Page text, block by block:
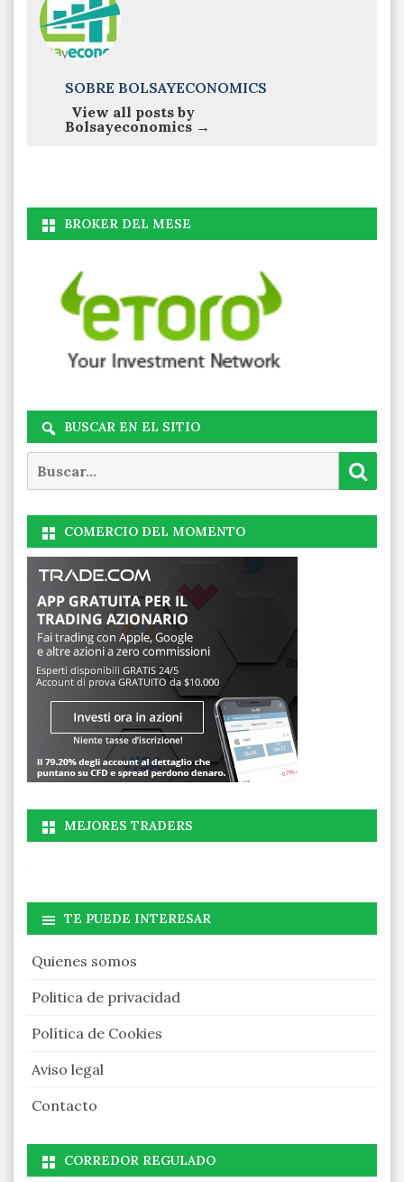
SOBRE BOLSAYECONOMICS
View all posts by
Bolsayeconomics →
BROKER DEL MESE
BUSCAR EN EL SITIO
COMERCIO DEL MOMENTO
MEJORES TRADERS
TE PUEDE INTERESAR
Quienes somos
Politica de privacidad
Política de Cookies
Aviso legal
Contacto
CORREDOR REGULADO